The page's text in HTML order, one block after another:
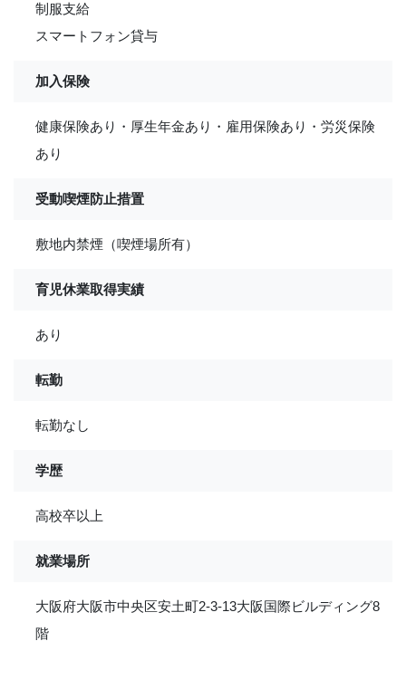
制服支給
スマートフォン貸与
加入保険
健康保険あり・厚生年金あり・雇用保険あり・労災保険
あり
受動喫煙防止措置
敷地内禁煙（喫煙場所有）
育児休業取得実績
あり
転勤
転勤なし
学歴
高校卒以上
就業場所
大阪府大阪市中央区安土町2-3-13大阪国際ビルディング8
階